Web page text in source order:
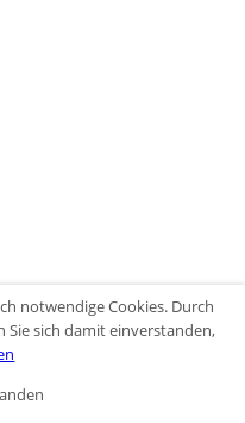
notwendige Cookies. Durch
Sie sich damit einverstanden,